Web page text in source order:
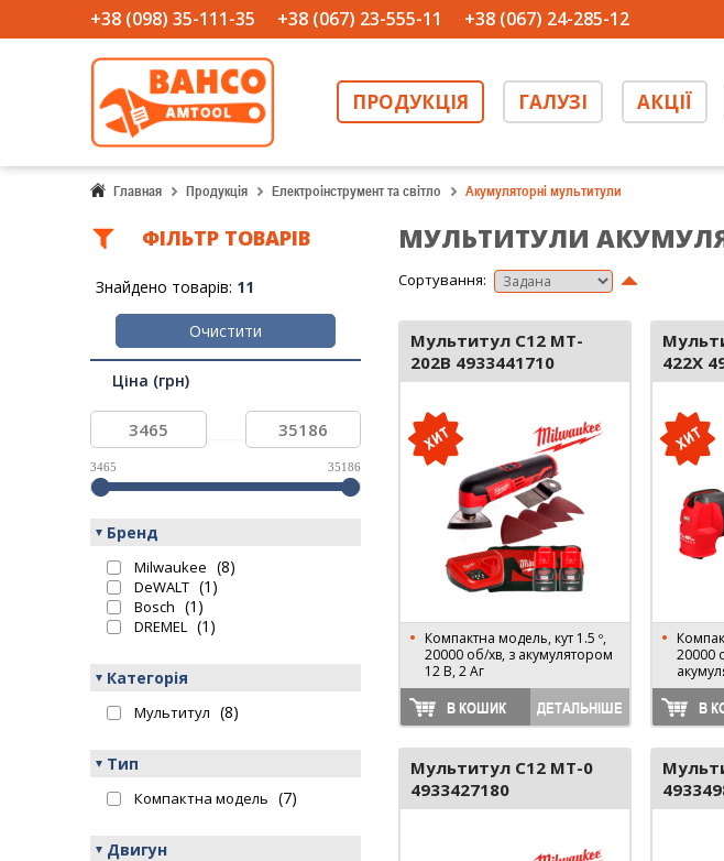
+38 (098) 35-111-35 +38 (067) 23-555-11 +38 (067) 24-285-12
ПРОДУКЦІЯ ГАЛУЗІ АКЦІЇ
Главная Продукція Електроінструмент та світло Акумуляторні мультитули
МУЛЬТИТУЛИ
Сортування:
Мультитул C12 MT-
202B 4933441710
Компактна модель, кут 1.5 º,
20000 об/хв, з акумулятором
12 В, 2 Аг
В КОШИК ДЕТАЛЬНІШЕ
422X
20000
В
Мультитул C12 MT-0
4933427180
ФIЛЬТР ТОВАРIВ
Знайдено товарів: 11
Очистити
Ціна (грн)
3465 35186
Бренд
Milwaukee (8)
DeWALT (1)
Bosch (1)
DREMEL (1)
Категорія
Мультитул (8)
Тип
Компактна модель (7)
Двигун